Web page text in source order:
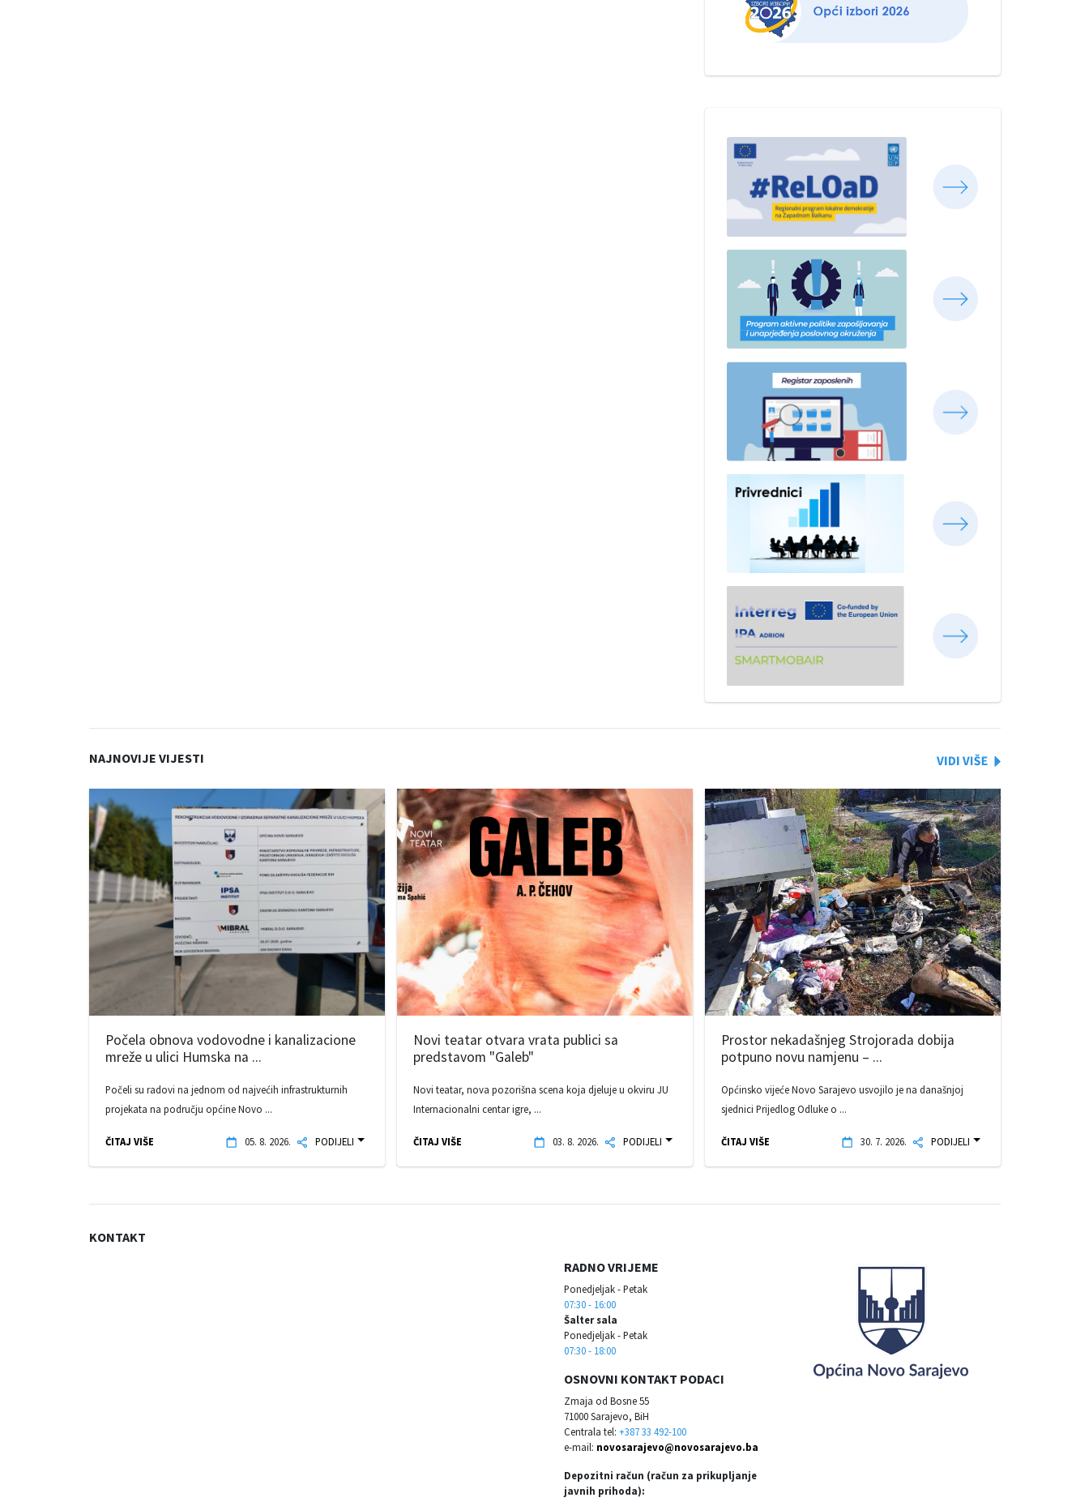
NAJNOVIJE VIJESTI
Počela obnova vodovodne i kanalizacione
mreže u ulici Humska na ...
Počeli su radovi na jednom od najvećih infrastrukturnih
projekata na području općine Novo ...
ČITAJ VIŠE 05. 8. 2026. PODIJELI
Novi teatar otvara vrata publici sa
predstavom "Galeb"
Novi teatar, nova pozorišna scena koja djeluje u okviru JU
Internacionalni centar igre, ...
ČITAJ VIŠE 03. 8. 2026. PODIJELI
Prostor nekadašnjeg Strojorada dobija
potpuno novu namjenu – ...
Općinsko vijeće Novo Sarajevo usvojilo je na današnjoj
sjednici Prijedlog Odluke o ...
ČITAJ VIŠE 30. 7. 2026. PODIJELI
KONTAKT
RADNO VRIJEME
Ponedjeljak - Petak
07:30 - 16:00
Šalter sala
Ponedjeljak - Petak
07:30 - 18:00
OSNOVNI KONTAKT PODACI
Zmaja od Bosne 55
71000 Sarajevo, BiH
Centrala tel: +387 33 492-100
e-mail: novosarajevo@novosarajevo.ba
Depozitni račun (račun za prikupljanje
javnih prihoda):